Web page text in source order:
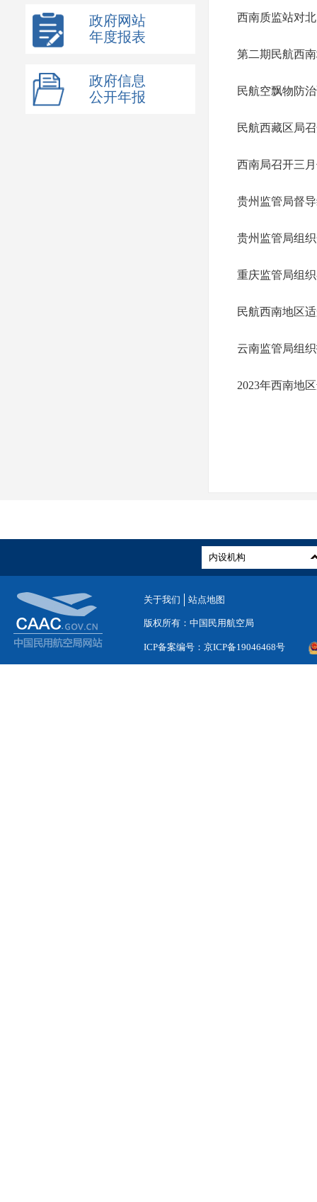
政府网站
年度报表
政府信息
公开年报
西南质监站对
第二期民航西
民航空飘物防
民航西藏区局
西南局召开三
贵州监管局督
贵州监管局组
重庆监管局组
民航西南地区
云南监管局组
2023年西南地
关于我们 站点地图
版权所有：中国民用航空局
ICP备案编号：京ICP备19046468号